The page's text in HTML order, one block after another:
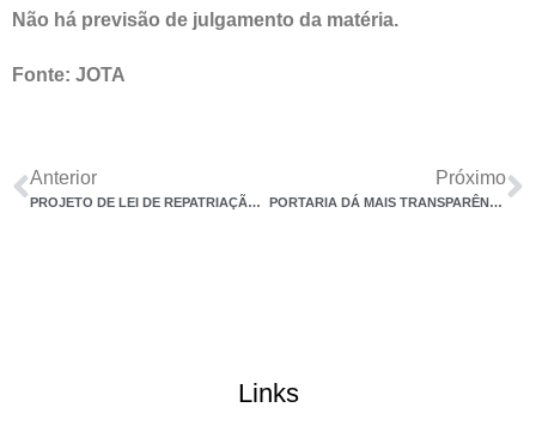
Não há previsão de julgamento da matéria.
Fonte: JOTA
Anterior
PROJETO DE LEI DE REPATRIAÇÃO DE RECURSOS, BENS E VALORES
Próximo
PORTARIA DÁ MAIS TRANSPARÊNCIA A AÇÕES DE COMBATE A FRAUDES NO COMÉRCIO EXTERIOR
Links